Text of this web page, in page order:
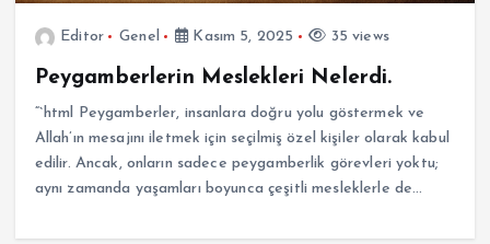
Editor Genel Kasım 5, 2025 35 views
Peygamberlerin Meslekleri Nelerdi.
“`html Peygamberler, insanlara doğru yolu göstermek ve
Allah’ın mesajını iletmek için seçilmiş özel kişiler olarak kabul
edilir. Ancak, onların sadece peygamberlik görevleri yoktu;
aynı zamanda yaşamları boyunca çeşitli mesleklerle de…